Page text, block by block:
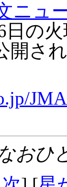
ニュ
日の
開さ
おひ